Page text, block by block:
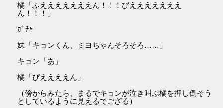
橘「ふえええええええん！！！びえええええええ
ん！！！」
ｶﾞﾁｬ
妹「キョンくん、ミヨちゃんそろそろ……」
キョン「あ」
橘「ぴええええん」
（傍からみたら、まるでキョンが泣き叫ぶ橘を押し倒そう
としているように見えるでござる）